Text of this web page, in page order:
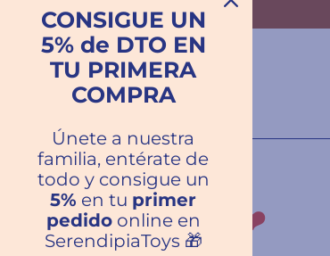
reseña
por nosotros ❤️
CONSIGUE UN
5% de DTO EN
TU PRIMERA
COMPRA
Únete a nuestra
familia, entérate de
todo y consigue un
5% en tu primer
pedidoonline en
SerendipiaToys 🎁